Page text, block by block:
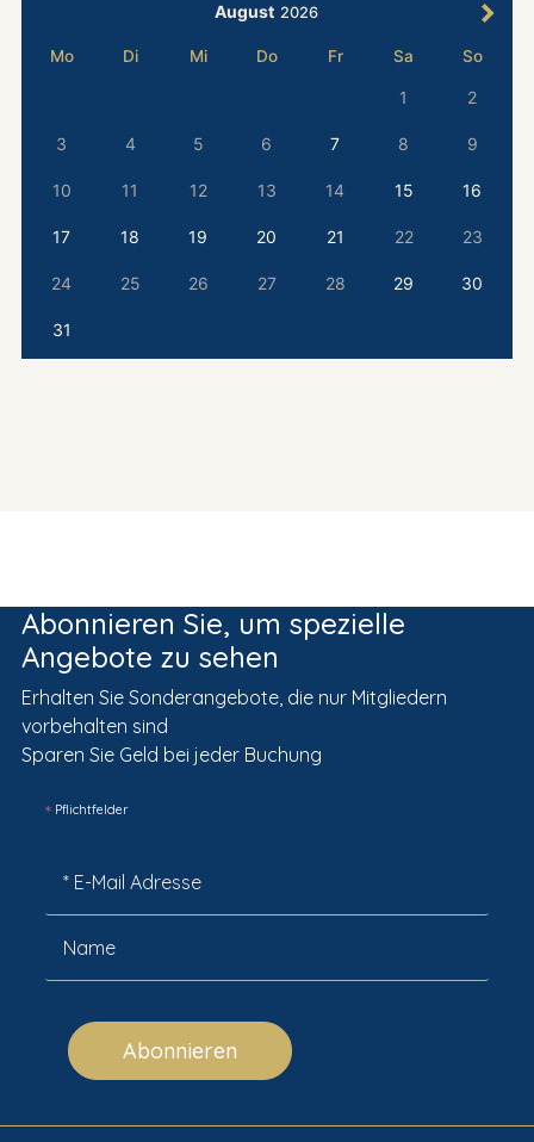
August 2026
Mo Di Mi Do Fr Sa So
1 2
3 4 5 6 7 8 9
10 11 12 13 14 15 16
17 18 19 20 21 22 23
24 25 26 27 28 29 30
31
Abonnieren Sie, um spezielle
Angebote zu sehen
Erhalten Sie Sonderangebote, die nur Mitgliedern
vorbehalten sind
Sparen Sie Geld bei jeder Buchung
*Pflichtfelder
Abonnieren